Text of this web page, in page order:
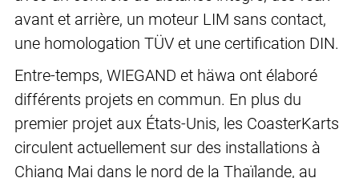
avant et arrière, un moteur LIM sans contact,
une homologation TÜV et une certification DIN.
Entre-temps, WIEGAND et häwa ont élaboré
différents projets en commun. En plus du
premier projet aux États-Unis, les CoasterKarts
circulent actuellement sur des installations à
Chiang Mai dans le nord de la Thaïlande, au